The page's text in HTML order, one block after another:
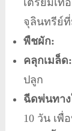
เตรียมเทื
จุลินทรีย์
พืชผัก:
คลุกเมล็ด:
ปลูก
ฉีดพ่นทาง
10 วัน เพื่